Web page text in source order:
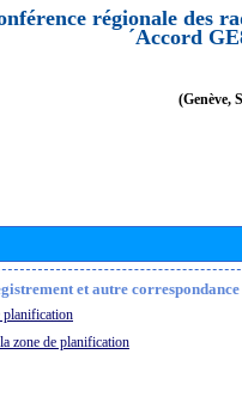
régionale des
´Accord
(Genève,
et autre correspondance
planification
zone de planification